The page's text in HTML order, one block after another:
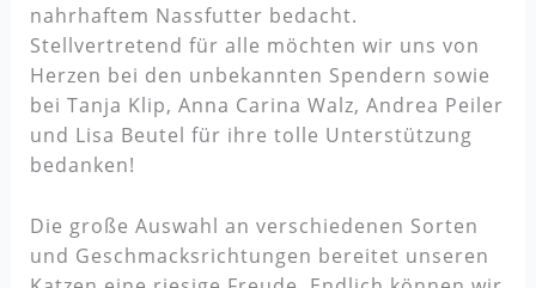
nahrhaftem Nassfutter bedacht.
Stellvertretend für alle möchten wir uns von
Herzen bei den unbekannten Spendern sowie
bei Tanja Klip, Anna Carina Walz, Andrea Peiler
und Lisa Beutel für ihre tolle Unterstützung
bedanken!
Die große Auswahl an verschiedenen Sorten
und Geschmacksrichtungen bereitet unseren